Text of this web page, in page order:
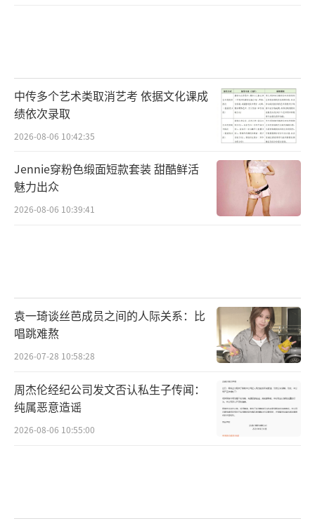
中传多个艺术类取消艺考 依据文化课成
绩依次录取
2026-08-06 10:42:35
Jennie穿粉色缎面短款套装 甜酷鲜活
魅力出众
2026-08-06 10:39:41
袁一琦谈丝芭成员之间的人际关系：比
唱跳难熬
2026-07-28 10:58:28
周杰伦经纪公司发文否认私生子传闻：
纯属恶意造谣
2026-08-06 10:55:00